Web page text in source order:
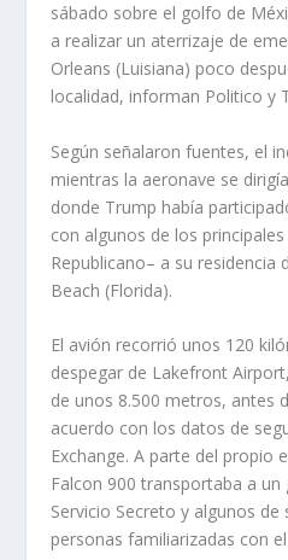
sábado sobre el golfo de
a realizar un aterrizaje de
Orleans (Luisiana) poco
localidad, informan Politico y
Según señalaron fuentes, el
mientras la aeronave se
donde Trump había
con algunos de los
Republicano– a su residencia
Beach (Florida).
El avión recorrió unos 120
despegar de Lakefront
de unos 8.500 metros, antes
acuerdo con los datos de
Exchange. A parte del propio
Falcon 900 transportaba a
Servicio Secreto y algunos
personas familiarizadas con